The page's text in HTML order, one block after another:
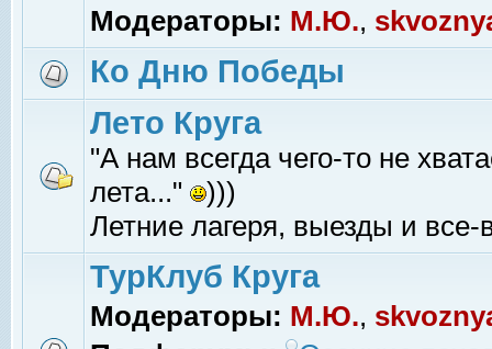
Модераторы: М.Ю.,
Ко Дню Победы
Лето Круга
"А нам всегда чего-то не
лета..."
)))
Летние лагеря, выезды и все-
ТурКлуб Круга
Модераторы: М.Ю.,